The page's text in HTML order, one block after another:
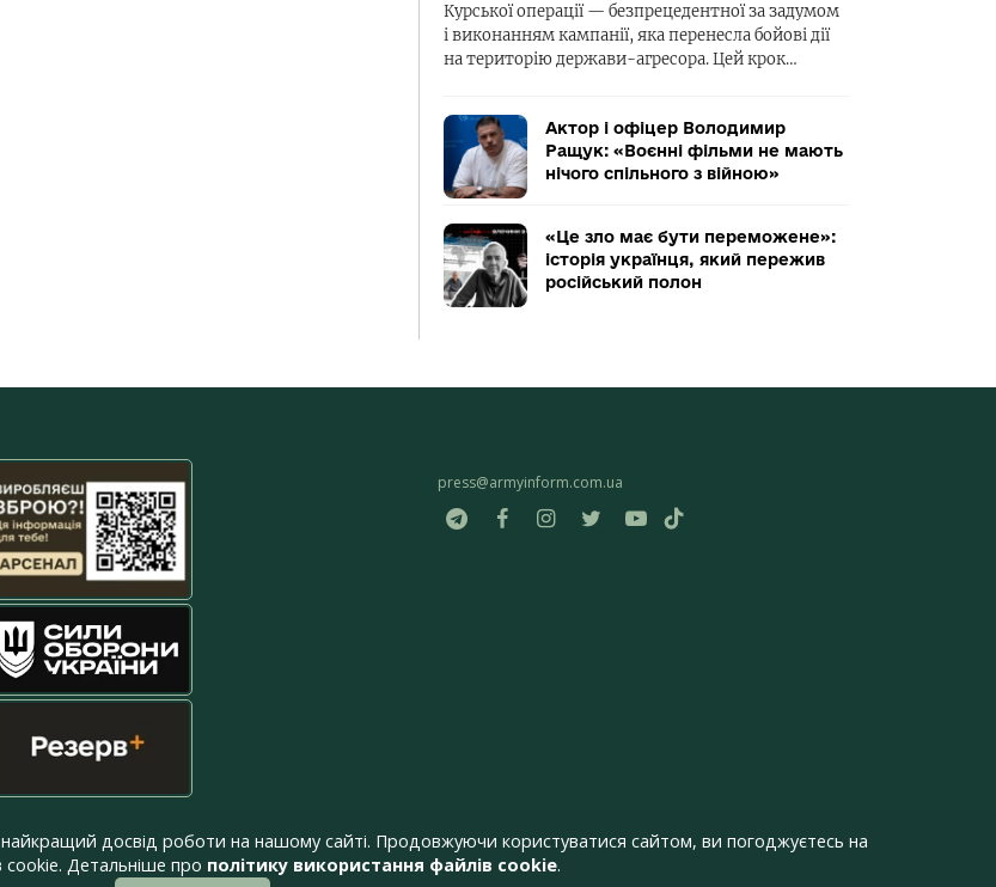
Курської операції — безпрецедентної за задумом
і виконанням кампанії, яка перенесла бойові дії
на територію держави-агресора. Цей крок…
Актор і офіцер Володимир
Ращук: «Воєнні фільми не мають
нічого спільного з війною»
«Це зло має бути переможене»:
історія українця, який пережив
російський полон
press@armyinform.com.ua
досвід роботи на нашому сайті. Продовжуючи користуватися сайтом, ви погоджуєтесь на
cookie. Детальніше про політику використання файлів cookie.